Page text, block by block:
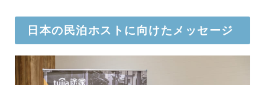
日本の民泊ホストに向けたメッセージ